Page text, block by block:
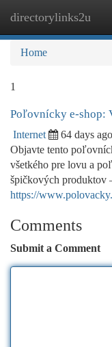
directorylinks2u
Home
1
Poľovnícky e-shop:
Internet 64 days ago
Objavte tento
všetkého pre lovu a
špičkových produktov
https://
Comments
Submit a Comment